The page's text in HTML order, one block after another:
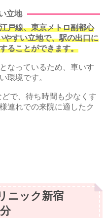
立地
戸線、東京メトロ副都心
やすい立地で、駅の出口に
ることができます。
なっているため、車いす
環境です。
で、待ち時間も少なくす
連れでの来院に適したク
ニック新宿